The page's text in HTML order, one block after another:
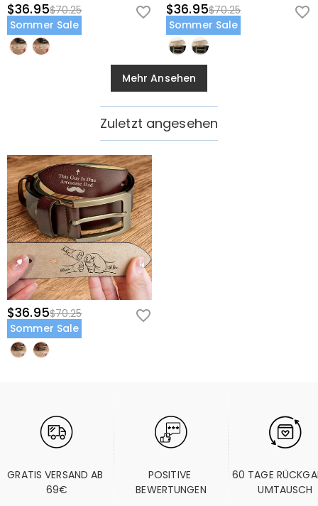
$36.95$70.25
Sommer Sale
$36.95$70.25
Sommer Sale
Mehr Ansehen
Zuletzt angesehen
$36.95$70.25
Sommer Sale
GRATIS VERSAND AB
69€
POSITIVE
BEWERTUNGEN
60 TAGE
UMTAUSCH